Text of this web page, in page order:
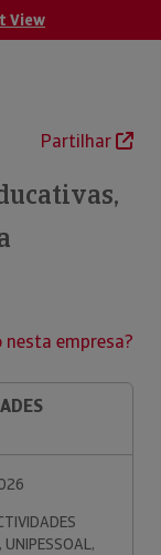
View
Partilhar
empresa?
UNIPESSOAL,